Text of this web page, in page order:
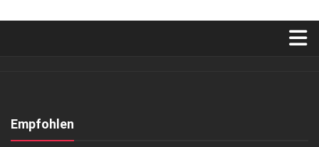
Kontakt, Impressum
Empfohlen